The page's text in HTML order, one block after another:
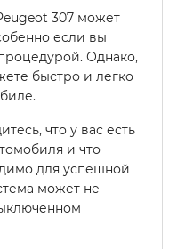
307 может
если вы
Однако,
быстро и легко
что у вас есть
и что
для успешной
может не